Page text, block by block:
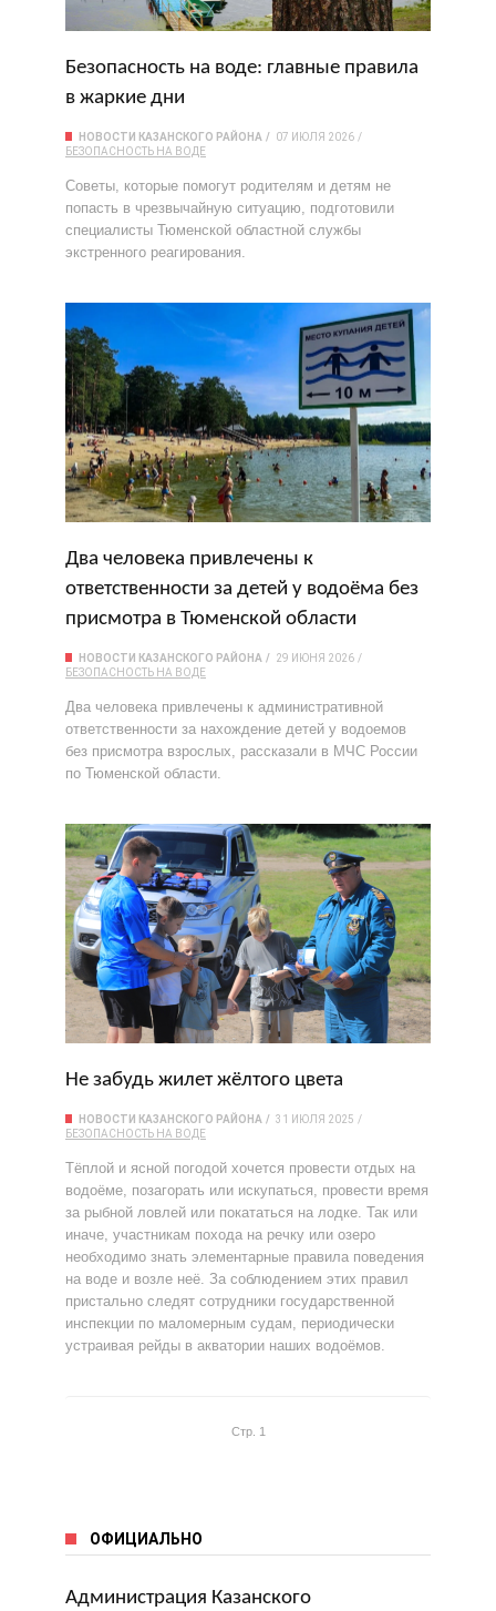
Безопасность на воде: главные правила
в жаркие дни
НОВОСТИ КАЗАНСКОГО РАЙОНА
07 ИЮЛЯ 2026
БЕЗОПАСНОСТЬ НА ВОДЕ
Советы, которые помогут родителям и детям не
попасть в чрезвычайную ситуацию, подготовили
специалисты Тюменской областной службы
экстренного реагирования.
Два человека привлечены к
ответственности за детей у водоёма без
присмотра в Тюменской области
НОВОСТИ КАЗАНСКОГО РАЙОНА
29 ИЮНЯ 2026
БЕЗОПАСНОСТЬ НА ВОДЕ
Два человека привлечены к административной
ответственности за нахождение детей у водоемов
без присмотра взрослых, рассказали в МЧС России
по Тюменской области.
Не забудь жилет жёлтого цвета
НОВОСТИ КАЗАНСКОГО РАЙОНА
31 ИЮЛЯ 2025
БЕЗОПАСНОСТЬ НА ВОДЕ
Тёплой и ясной погодой хочется провести отдых на
водоёме, позагорать или искупаться, провести время
за рыбной ловлей или покататься на лодке. Так или
иначе, участникам похода на речку или озеро
необходимо знать элементарные правила поведения
на воде и возле неё. За соблюдением этих правил
пристально следят сотрудники государственной
инспекции по маломерным судам, периодически
устраивая рейды в акватории наших водоёмов.
Стр. 1
ОФИЦИАЛЬНО
Администрация Казанского